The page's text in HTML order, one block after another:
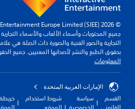
© 2026 Sony Interactive Entertainment Europe Limited (SIEE)
جميع المحتويات وأسماء الألعاب والأسماء
التجارية والصور الفنية والصورة ذات الصلة هي
بحقوق الطبع والنشر لأصحابها المعنيين. جميع
المعلومات
الإمارات العربية المتحدة
القسم
القانوني
سياسة
الخصوصية
شروط استخدام
الموقع
خريطة